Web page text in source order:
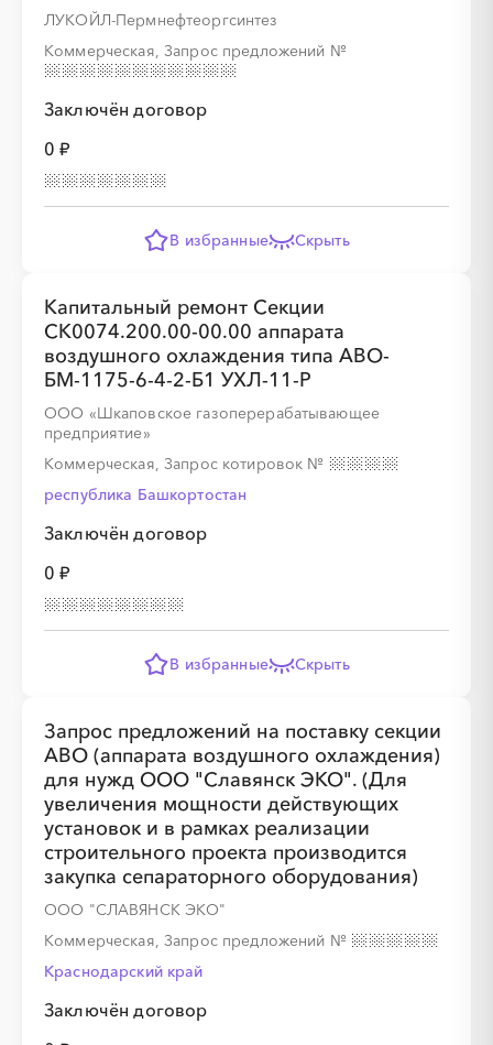
ЛУКОЙЛ-Пермнефтеоргсинтез
Коммерческая, Запрос предложений №
Заключён договор
0 ₽
В избранные Скрыть
Капитальный ремонт Секции
СК0074.200.00-00.00 аппарата
воздушного охлаждения типа АВО-
БМ-1175-6-4-2-Б1 УХЛ-11-Р
ООО «Шкаповское газоперерабатывающее
предприятие»
Коммерческая, Запрос котировок №
республика Башкортостан
Заключён договор
0 ₽
В избранные Скрыть
Запрос предложений на поставку секции
АВО (аппарата воздушного охлаждения)
для нужд ООО "Славянск ЭКО". (Для
увеличения мощности действующих
установок и в рамках реализации
строительного проекта производится
закупка сепараторного оборудования)
ООО "СЛАВЯНСК ЭКО"
Коммерческая, Запрос предложений №
Краснодарский край
Заключён договор